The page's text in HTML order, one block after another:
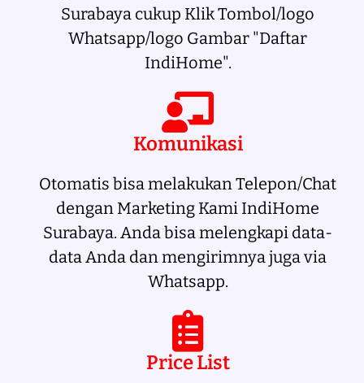
Surabaya cukup Klik Tombol/logo
Whatsapp/logo Gambar "Daftar
IndiHome".
Komunikasi
Otomatis bisa melakukan Telepon/Chat
dengan Marketing Kami IndiHome
Surabaya. Anda bisa melengkapi data-
data Anda dan mengirimnya juga via
Whatsapp.
Price List